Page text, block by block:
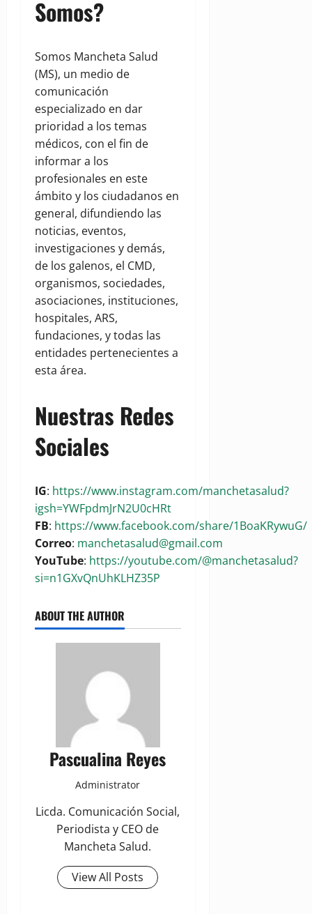
Somos?
Somos Mancheta Salud
(MS), un medio de
comunicación
especializado en dar
prioridad a los temas
médicos, con el fin de
informar a los
profesionales en este
ámbito y los ciudadanos en
general, difundiendo las
noticias, eventos,
investigaciones y demás,
de los galenos, el CMD,
organismos, sociedades,
asociaciones, instituciones,
hospitales, ARS,
fundaciones, y todas las
entidades pertenecientes a
esta área.
Nuestras Redes
Sociales
IG: https://www.instagram.com/manchetasalud?
igsh=YWFpdmJrN2U0cHRt
FB: https://www.facebook.com/share/1BoaKRywuG/
Correo: manchetasalud@gmail.com
YouTube: https://youtube.com/@manchetasalud?
si=n1GXvQnUhKLHZ35P
ABOUT THE AUTHOR
Pascualina Reyes
Administrator
Licda. Comunicación Social,
Periodista y CEO de
Mancheta Salud.
View All Posts